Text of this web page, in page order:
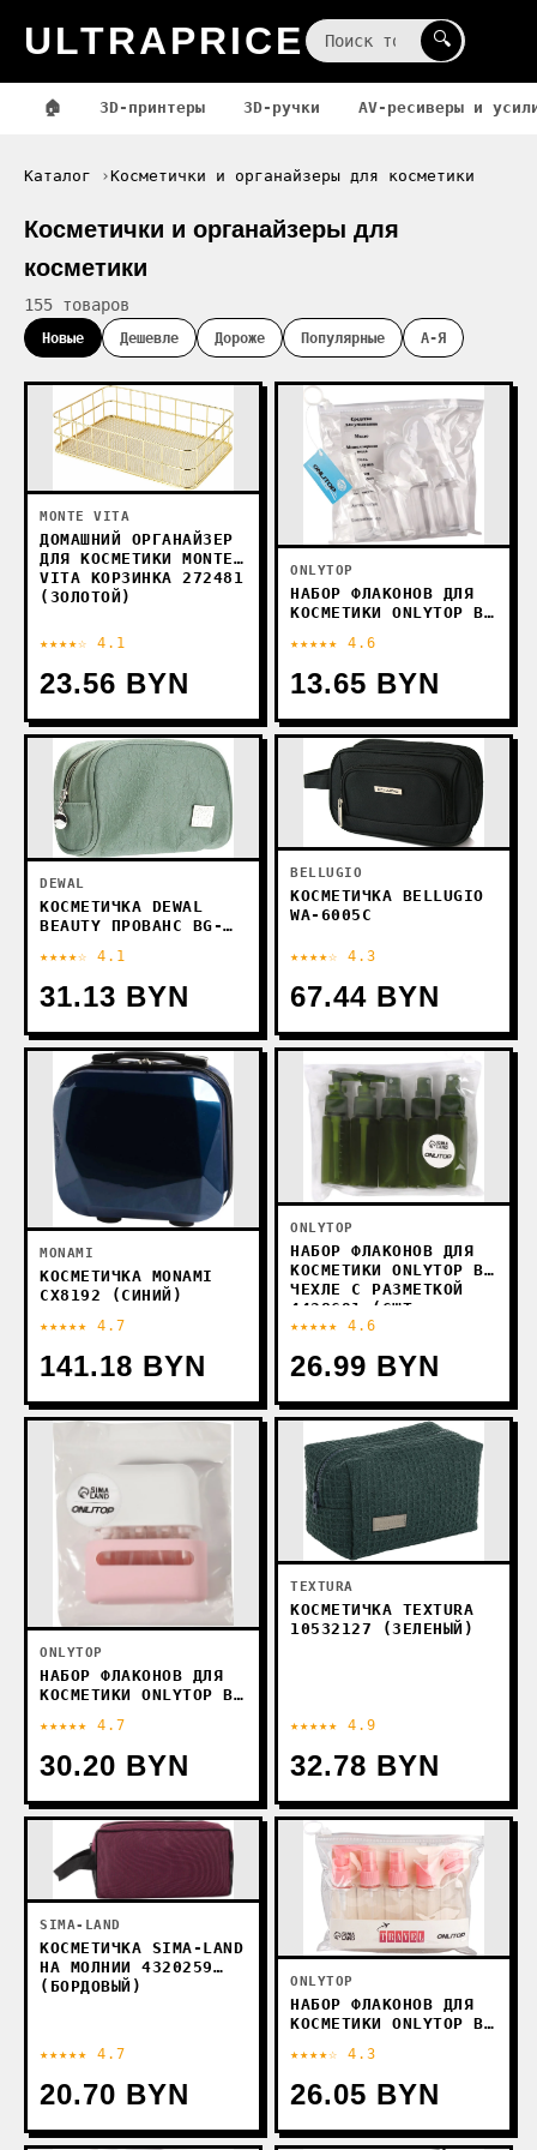
ULTRAPRICE 🔍
🏠 3D-принтеры 3D-ручки AV-ресиверы и
Каталог Косметички и органайзеры для косметики
Косметички и органайзеры для
косметики
155 товаров
Новые Дешевле Дороже Популярные А-Я
MONTE VITA
ДОМАШНИЙ ОРГАНАЙЗЕР
ДЛЯ КОСМЕТИКИ MONTE
VITA КОРЗИНКА 272481
(ЗОЛОТОЙ)
★★★★☆ 4.1
23.56 BYN
ONLYTOP
НАБОР ФЛАКОНОВ ДЛЯ
КОСМЕТИКИ ONLYTOP В
10083431 (8ШТ,
ПРОЗРАЧНЫЙ/БЕЛЫЙ)
★★★★★ 4.6
13.65 BYN
DEWAL
КОСМЕТИЧКА DEWAL
BEAUTY ПРОВАНС BG-
★★★★☆ 4.1
31.13 BYN
BELLUGIO
КОСМЕТИЧКА BELLUGIO
WA-6005C
★★★★☆ 4.3
67.44 BYN
MONAMI
КОСМЕТИЧКА MONAMI
CX8192 (СИНИЙ)
★★★★★ 4.7
141.18 BYN
ONLYTOP
НАБОР ФЛАКОНОВ ДЛЯ
КОСМЕТИКИ ONLYTOP В
ЧЕХЛЕ С РАЗМЕТКОЙ
4428691 (6ШТ,
ЗЕЛЕНЫЙ)
★★★★★ 4.6
26.99 BYN
ONLYTOP
НАБОР ФЛАКОНОВ ДЛЯ
КОСМЕТИКИ ONLYTOP В
(4ШТ, РОЗОВЫЙ/БЕЛЫЙ)
★★★★★ 4.7
30.20 BYN
TEXTURA
КОСМЕТИЧКА TEXTURA
10532127 (ЗЕЛЕНЫЙ)
★★★★★ 4.9
32.78 BYN
SIMA-LAND
КОСМЕТИЧКА SIMA-LAND
НА МОЛНИИ 4320259
(БОРДОВЫЙ)
★★★★★ 4.7
20.70 BYN
ONLYTOP
НАБОР ФЛАКОНОВ ДЛЯ
КОСМЕТИКИ ONLYTOP В
РОЗОВЫЙ/ПРОЗРАЧНЫЙ)
★★★★☆ 4.3
26.05 BYN